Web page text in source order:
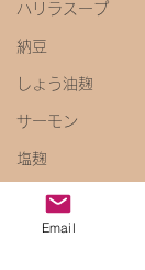
ハリラスープ
納豆
しょう油麹
サーモン
塩麹
キャベツ
ペペロンチーノ
Email